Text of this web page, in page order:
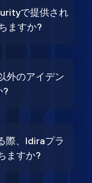
で提供され
ますか?
外のアイデン
?
際、Idiraプラ
ますか?